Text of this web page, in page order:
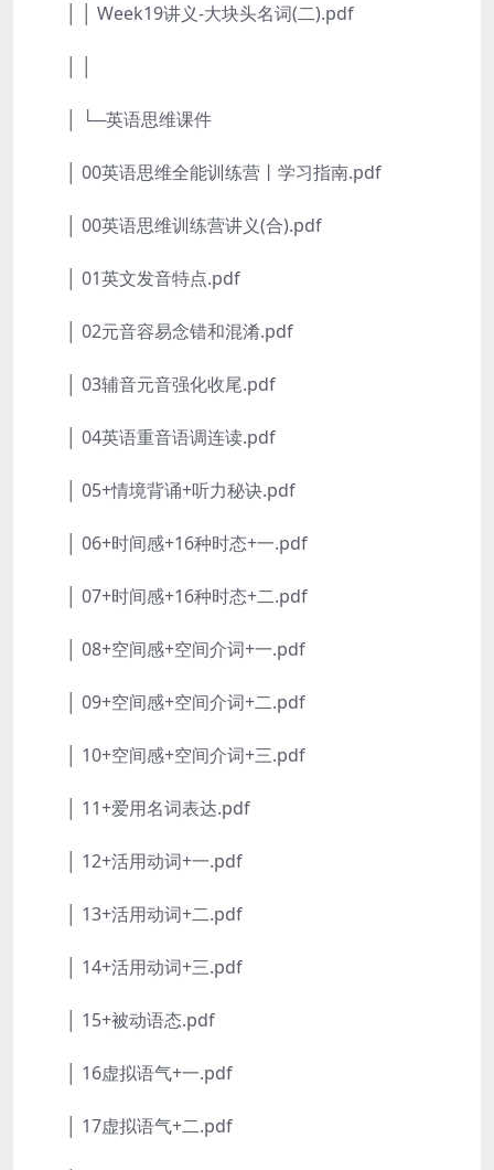
│ │ Week19讲义-大块头名词(二).pdf
│ └─英语思维课件
│ 00英语思维全能训练营丨学习指南.pdf
│ 00英语思维训练营讲义(合).pdf
│ 01英文发音特点.pdf
│ 02元音容易念错和混淆.pdf
│ 03辅音元音强化收尾.pdf
│ 04英语重音语调连读.pdf
│ 05+情境背诵+听力秘诀.pdf
│ 06+时间感+16种时态+一.pdf
│ 07+时间感+16种时态+二.pdf
│ 08+空间感+空间介词+一.pdf
│ 09+空间感+空间介词+二.pdf
│ 10+空间感+空间介词+三.pdf
│ 11+爱用名词表达.pdf
│ 12+活用动词+一.pdf
│ 13+活用动词+二.pdf
│ 14+活用动词+三.pdf
│ 15+被动语态.pdf
│ 16虚拟语气+一.pdf
│ 17虚拟语气+二.pdf